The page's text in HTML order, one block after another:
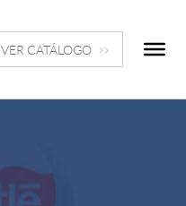
VER CATÁLOGO